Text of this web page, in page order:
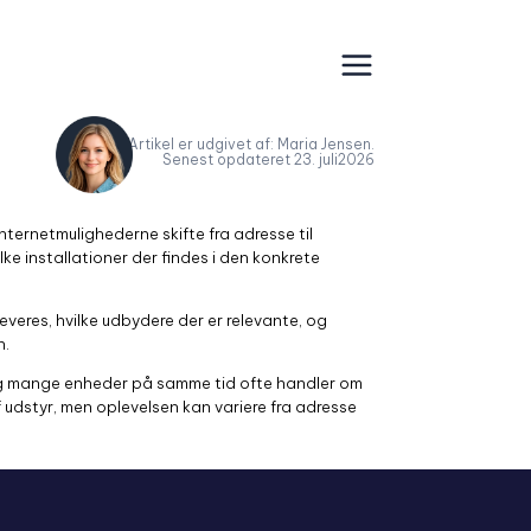
Artikel er udgivet af: Maria Jensen.
Senest opdateret 23. juli2026
skifte fra adresse til
installationer der findes i den konkrete
hvilke udbydere der er relevante, og
enheder på samme tid ofte handler om
men oplevelsen kan variere fra adresse